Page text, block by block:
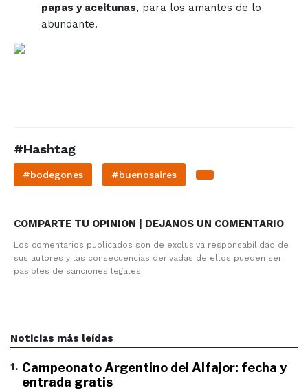
papas y aceitunas, para los amantes de lo
abundante.
#Hashtag
#bodegones #buenosaires
COMPARTE TU OPINION | DEJANOS UN COMENTARIO
Los comentarios publicados son de exclusiva responsabilidad de
sus autores y las consecuencias derivadas de ellos pueden ser
pasibles de sanciones legales.
Noticias más leídas
1. Campeonato Argentino del Alfajor: fecha y
entrada gratis